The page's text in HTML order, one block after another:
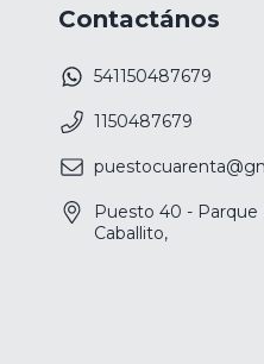
Contactános
541150487679
1150487679
Puesto 40 - Parque
Caballito,